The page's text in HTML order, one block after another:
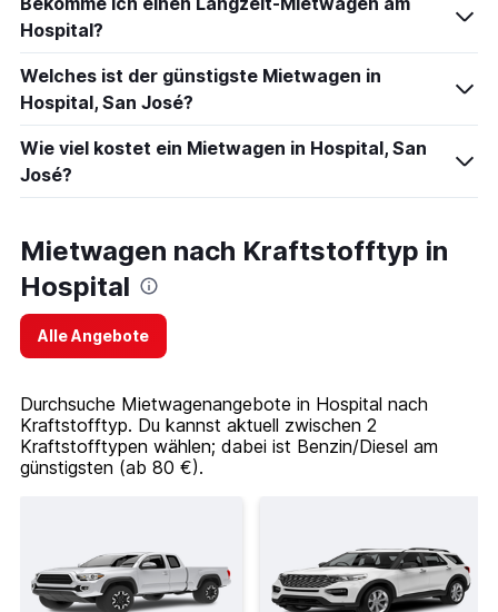
Hospital?
Welches ist der günstigste Mietwagen in
Hospital, San José?
Wie viel kostet ein Mietwagen in Hospital, San
José?
Mietwagen nach Kraftstofftyp in
Hospital
Alle Angebote
Durchsuche Mietwagenangebote in Hospital nach
Kraftstofftyp. Du kannst aktuell zwischen 2
Kraftstofftypen wählen; dabei ist Benzin/Diesel am
günstigsten (ab 80 €).